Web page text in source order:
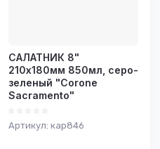
САЛАТНИК 8"
210х180мм 850мл, серо-
зеленый "Corone
Sacramento"
Артикул: кар846